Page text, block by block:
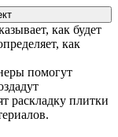
как будет
как
помогут
раскладку плитки